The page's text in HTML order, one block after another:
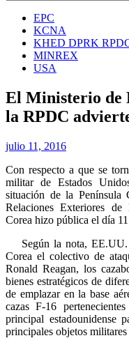
EPC
KCNA
KHED DPRK
MINREX
USA
El Ministerio de
la RPDC
julio 11, 2016
Con respecto a que se
militar de Estados
situación de la Península
Relaciones Exteriores
Corea hizo pública el día
Según la nota, EE.UU.
Corea el colectivo de
Ronald Reagan, los
bienes estratégicos de
de emplazar en la base
cazas F-16
principal estadounidense
principales objetos